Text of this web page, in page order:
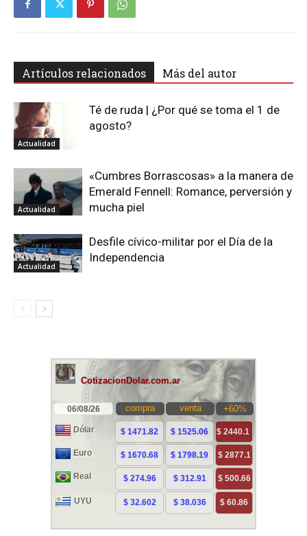
Artículos relacionados Más del autor
Actualidad
Té de ruda | ¿Por qué se toma el 1 de
agosto?
Actualidad
«Cumbres Borrascosas» a la manera de
Emerald Fennell: Romance, perversión y
mucha piel
Actualidad
Desfile cívico-militar por el Día de la
Independencia